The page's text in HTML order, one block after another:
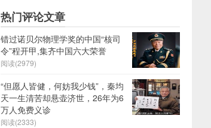
热门评论文章
错过诺贝尔物理学奖的中国“核司
令”程开甲,集齐中国六大荣誉
阅读(2979)
“但愿人皆健，何妨我少钱”，秦均
天一生清苦却悬壶济世，26年为6
万人免费义诊
阅读(2333)